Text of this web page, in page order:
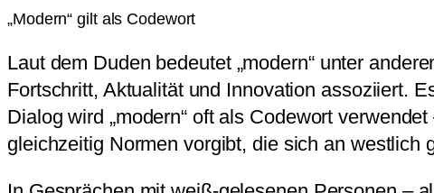
„Modern“ gilt als Codewort
Laut dem Duden bedeutet „modern“ unter
Fortschritt, Aktualität und Innovation assoziiert.
Dialog wird „modern“ oft als Codewort
gleichzeitig Normen vorgibt, die sich an westlich